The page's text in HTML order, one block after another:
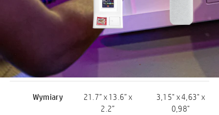
HP
Sprocket
Photobooth
Zębatka HP
Wymiary
21.7” x 13.6” x
2.2”
3,15" x 4,63" x
0,98"